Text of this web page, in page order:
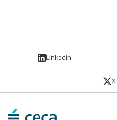
Linkedin
X